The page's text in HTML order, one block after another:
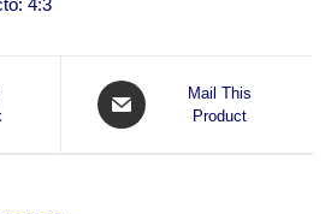
Mail This
Product